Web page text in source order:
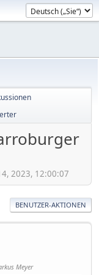
2023, 12:00:07
BENUTZER-AKTIONEN
Meyer